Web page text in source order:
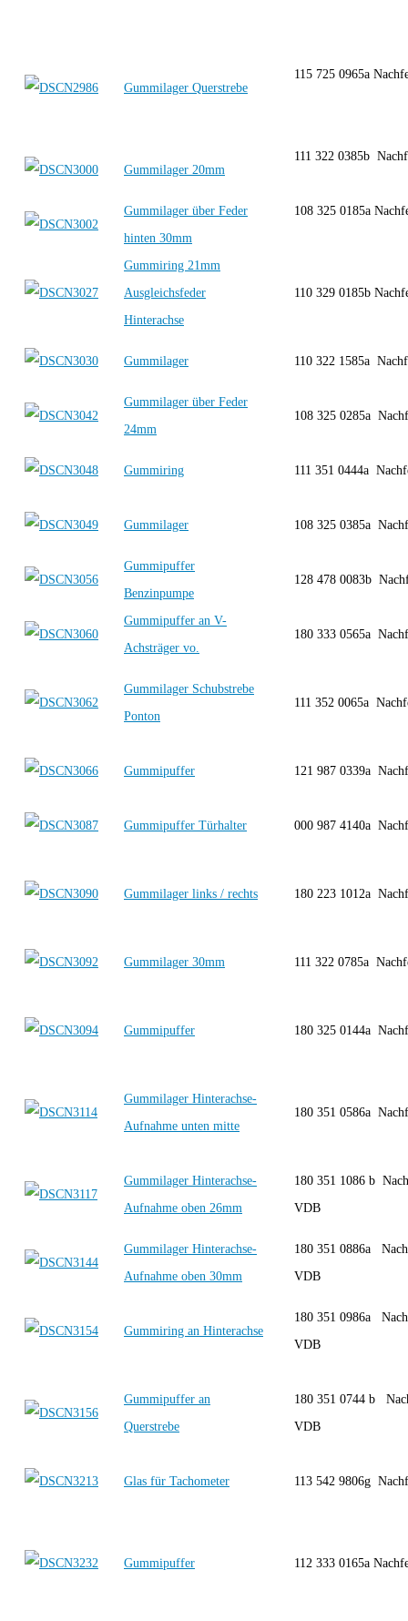
Gummilager Querstrebe
115 725 0965a
Gummilager 20mm
111 322 0385b
Gummilager über Feder
hinten 30mm
108 325 0185a
Gummiring 21mm
Ausgleichsfeder
Hinterachse
110 329 0185b
Gummilager 110 322 1585a
Gummilager über Feder
24mm
108 325 0285a
Gummiring 111 351 0444a
Gummilager 108 325 0385a
Gummipuffer
Benzinpumpe
128 478 0083b
Gummipuffer an V-
Achsträger vo.
180 333 0565a
Gummilager Schubstrebe
Ponton
111 352 0065a
Gummipuffer 121 987 0339a
Gummipuffer Türhalter 000 987 4140a
Gummilager links / rechts 180 223 1012a
Gummilager 30mm 111 322 0785a
Gummipuffer 180 325 0144a
Gummilager Hinterachse-
Aufnahme unten mitte
180 351 0586a
Gummilager Hinterachse-
Aufnahme oben 26mm
180 351 1086 b
VDB
Gummilager Hinterachse-
Aufnahme oben 30mm
180 351 0886a
VDB
Gummiring an Hinterachse
180 351 0986a
VDB
Gummipuffer an
Querstrebe
180 351 0744 b
VDB
Glas für Tachometer 113 542 9806g
Gummipuffer 112 333 0165a